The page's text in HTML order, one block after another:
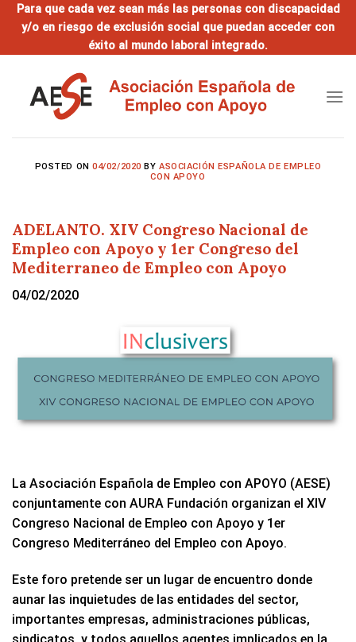
SaltarPara que cada vez sean más las personas con discapacidad
y/o en riesgo de exclusión social que puedan acceder con
éxito al mundo laboral integrado.
POSTED ON04/02/2020 BYASOCIACIÓN ESPAÑOLA DE EMPLEO
CON APOYO
ADELANTO. XIV Congreso Nacional de
Empleo con Apoyo y 1er Congreso del
Mediterraneo de Empleo con Apoyo
04/02/2020
La Asociación Española de Empleo con APOYO (AESE)
conjuntamente con AURA Fundación organizan el XIV
Congreso Nacional de Empleo con Apoyo y 1er
Congreso Mediterráneo del Empleo con Apoyo.
Este foro pretende ser un lugar de encuentro donde
aunar las inquietudes de las entidades del sector,
importantes empresas, administraciones públicas,
sindicatos, y todos aquellos agentes implicados en la